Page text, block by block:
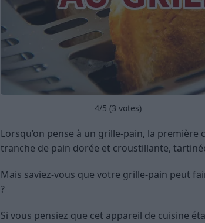
4/5 (3 votes)
Lorsqu’on pense à un grille-pain, la première
tranche de pain dorée et croustillante,
Mais saviez-vous que votre grille-pain peut
?
Si vous pensiez que cet appareil de cuisine